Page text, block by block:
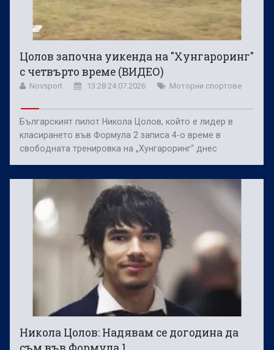
Цолов започна уикенда на "Хунгароринг"
с четвърто време (ВИДЕО)
Novsport 13:28 24.07.2026 Моторни спортове
Българският пилот Никола Цолов, който е лидер в
класирането във Формула 2 записа 4-о време в
свободната тренировка на „Хунгароринг“ днес
Никола Цолов: Надявам се догодина да